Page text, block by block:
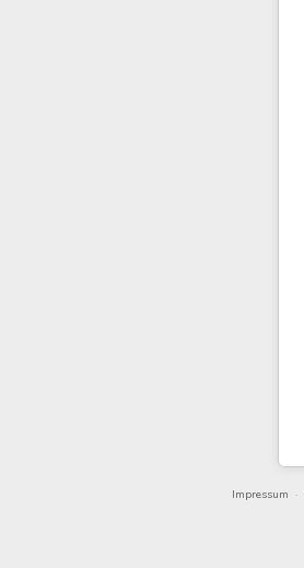
Impressum ·